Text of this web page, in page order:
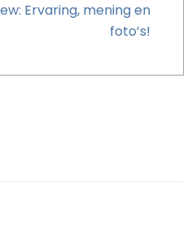
Ervaring, mening en
foto’s!